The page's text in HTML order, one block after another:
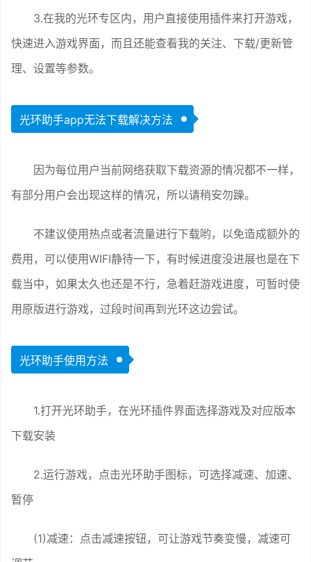
3.在我的光环专区内，用户直接使用插件来打开游戏，
快速进入游戏界面，而且还能查看我的关注、下载/更新管
理、设置等参数。
光环助手app无法下载解决方法
因为每位用户当前网络获取下载资源的情况都不一样，
有部分用户会出现这样的情况，所以请稍安勿躁。
不建议使用热点或者流量进行下载哟，以免造成额外的
费用，可以使用WIFI静待一下，有时候进度没进展也是在下
载当中，如果太久也还是不行，急着赶游戏进度，可暂时使
用原版进行游戏，过段时间再到光环这边尝试。
光环助手使用方法
1.打开光环助手，在光环插件界面选择游戏及对应版本
下载安装
2.运行游戏，点击光环助手图标，可选择减速、加速、
暂停
(1)减速：点击减速按钮，可让游戏节奏变慢，减速可